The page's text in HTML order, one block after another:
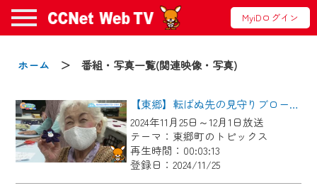
MyiDログイン
ホーム ＞ 番組・写真一覧(関連映像・写真)
【東郷】転ばぬ先の見守りブローチ作り
2024年11月25日～12月1日放送
テーマ：東郷町のトピックス
再生時間：00:03:13
登録日：2024/11/25
お知らせ
2024/09/02
動画配信サービス『CCNet Web TV』は2024
年9月24日からリニューアルします！
【変更点】